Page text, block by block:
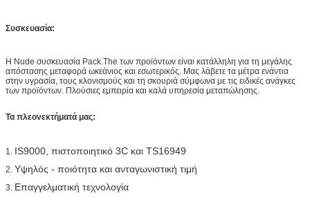
Συσκευασία:
Η Nude συσκευασία Pack.The των προϊόντων είναι κατάλληλη για τη μεγάλης
απόστασης μεταφορά ωκεάνιος και εσωτερικός. Μας λάβετε τα μέτρα ενάντια
στην υγρασία, τους κλονισμούς και τη σκουριά σύμφωνα με τις ειδικές ανάγκες
των προϊόντων. Πλούσιες εμπειρία και καλά υπηρεσία μεταπώλησης.
Τα πλεονεκτήματά μας:
1. IS9000, πιστοποιητικό 3C και TS16949
2. Υψηλός - ποιότητα και ανταγωνιστική τιμή
3. Επαγγελματική τεχνολογία